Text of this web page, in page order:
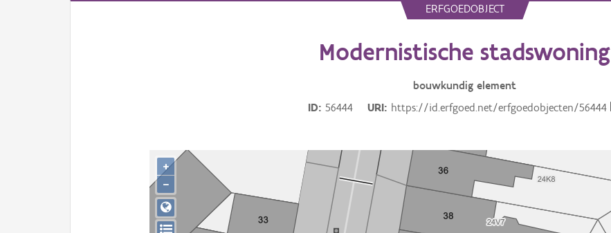
ERFGOEDOBJECT
Modernistische stadswoning
bouwkundig element
ID
56444 URI https://id.erfgoed.net/erfgoedobjecten/56444
+
−